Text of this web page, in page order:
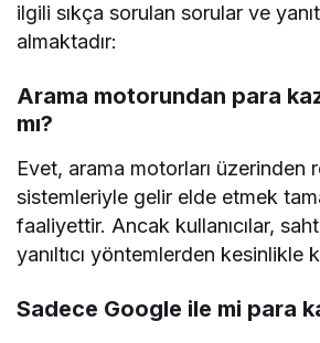
ilgili sıkça sorulan sorular ve
almaktadır:
Arama motorundan para
mı?
Evet, arama motorları üzerinden
sistemleriyle gelir elde etmek
faaliyettir. Ancak kullanıcılar,
yanıltıcı yöntemlerden kesinlikle
Sadece Google ile mi para